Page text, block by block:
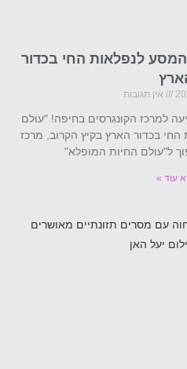
לנפלאות החי בכדור
אין תגובות
למרכז הקונגרסים בחיפה! "עולם
בכדור הארץ בקיץ הקרוב, מרכז
ל"עולם החיות המופלא"
עוד »